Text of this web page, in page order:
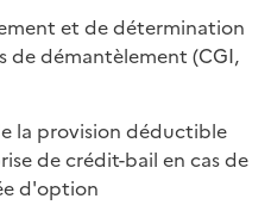
et de détermination
de démantèlement (CGI,
la provision déductible
de crédit-bail en cas de
d'option